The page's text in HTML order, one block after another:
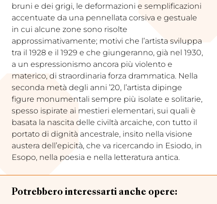
bruni e dei grigi, le deformazioni e semplificazioni
accentuate da una pennellata corsiva e gestuale
in cui alcune zone sono risolte
approssimativamente; motivi che l’artista sviluppa
tra il 1928 e il 1929 e che giungeranno, già nel 1930,
a un espressionismo ancora più violento e
materico, di straordinaria forza drammatica. Nella
seconda metà degli anni ’20, l’artista dipinge
figure monumentali sempre più isolate e solitarie,
spesso ispirate ai mestieri elementari, sui quali è
basata la nascita delle civiltà arcaiche, con tutto il
portato di dignità ancestrale, insito nella visione
austera dell’epicità, che va ricercando in Esiodo, in
Esopo, nella poesia e nella letteratura antica.
Potrebbero interessarti anche opere: